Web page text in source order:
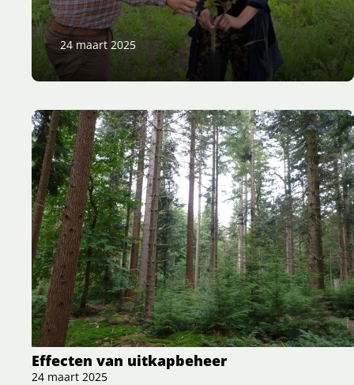
24 maart 2025
Effecten van uitkapbeheer
24 maart 2025